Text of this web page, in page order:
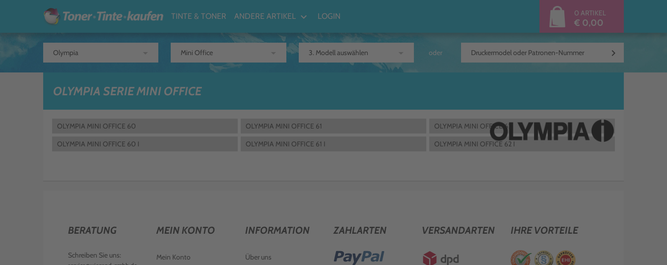
TINTE & TONER ANDERE ARTIKEL keyboard_arrow_down LOGIN 0 ARTIKEL
€ 0,00
oder keyboard_arrow_right
OLYMPIA SERIE MINI OFFICE
OLYMPIA MINI OFFICE 60
OLYMPIA MINI OFFICE 60 I
OLYMPIA MINI OFFICE 61
OLYMPIA MINI OFFICE 61 I
OLYMPIA MINI OFFICE 62
OLYMPIA MINI OFFICE 62 I
BERATUNG
Schreiben Sie uns:
MEIN KONTO
Mein Konto
INFORMATION
Über uns
ZAHLARTEN VERSANDARTEN IHRE VORTEILE